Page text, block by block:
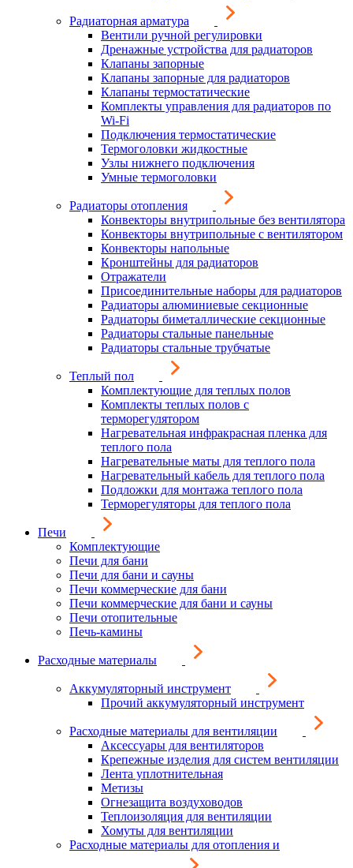
Радиаторная арматура
Вентили ручной регулировки
Дренажные устройства для радиаторов
Клапаны запорные
Клапаны запорные для радиаторов
Клапаны термостатические
Комплекты управления для радиаторов по
Wi-Fi
Подключения термостатические
Термоголовки жидкостные
Узлы нижнего подключения
Умные термоголовки
Радиаторы отопления
Конвекторы внутрипольные без вентилятора
Конвекторы внутрипольные с вентилятором
Конвекторы напольные
Кронштейны для радиаторов
Отражатели
Присоединительные наборы для радиаторов
Радиаторы алюминиевые секционные
Радиаторы биметаллические секционные
Радиаторы стальные панельные
Радиаторы стальные трубчатые
Теплый пол
Комплектующие для теплых полов
Комплекты теплых полов с
терморегулятором
Нагревательная инфракрасная пленка для
теплого пола
Нагревательные маты для теплого пола
Нагревательный кабель для теплого пола
Подложки для монтажа теплого пола
Терморегуляторы для теплого пола
Печи
Комплектующие
Печи для бани
Печи для бани и сауны
Печи коммерческие для бани
Печи коммерческие для бани и сауны
Печи отопительные
Печь-камины
Расходные материалы
Аккумуляторный инструмент
Прочий аккумуляторный инструмент
Расходные материалы для вентиляции
Аксессуары для вентиляторов
Крепежные изделия для систем вентиляции
Лента уплотнительная
Метизы
Огнезащита воздуховодов
Теплоизоляция для вентиляции
Хомуты для вентиляции
Расходные материалы для отопления и